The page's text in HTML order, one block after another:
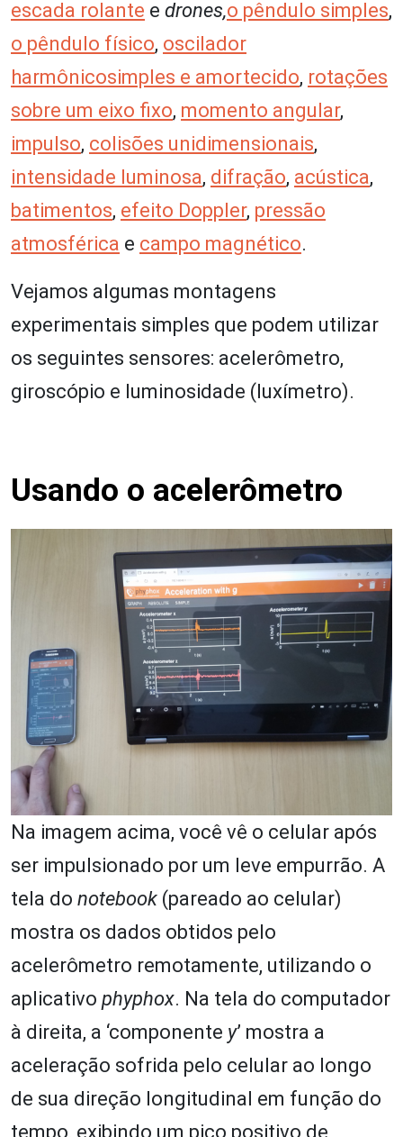
escada rolante e drones,o pêndulo simples,
o pêndulo físico, oscilador
harmônicosimples e amortecido, rotações
sobre um eixo fixo, momento angular,
impulso, colisões unidimensionais,
intensidade luminosa, difração, acústica,
batimentos, efeito Doppler, pressão
atmosférica e campo magnético.
Vejamos algumas montagens
experimentais simples que podem utilizar
os seguintes sensores: acelerômetro,
giroscópio e luminosidade (luxímetro).
Usando o acelerômetro
Na imagem acima, você vê o celular após
ser impulsionado por um leve empurrão. A
tela do notebook (pareado ao celular)
mostra os dados obtidos pelo
acelerômetro remotamente, utilizando o
aplicativo phyphox. Na tela do computador
à direita, a ‘componente y’ mostra a
aceleração sofrida pelo celular ao longo
de sua direção longitudinal em função do
tempo, exibindo um pico positivo de